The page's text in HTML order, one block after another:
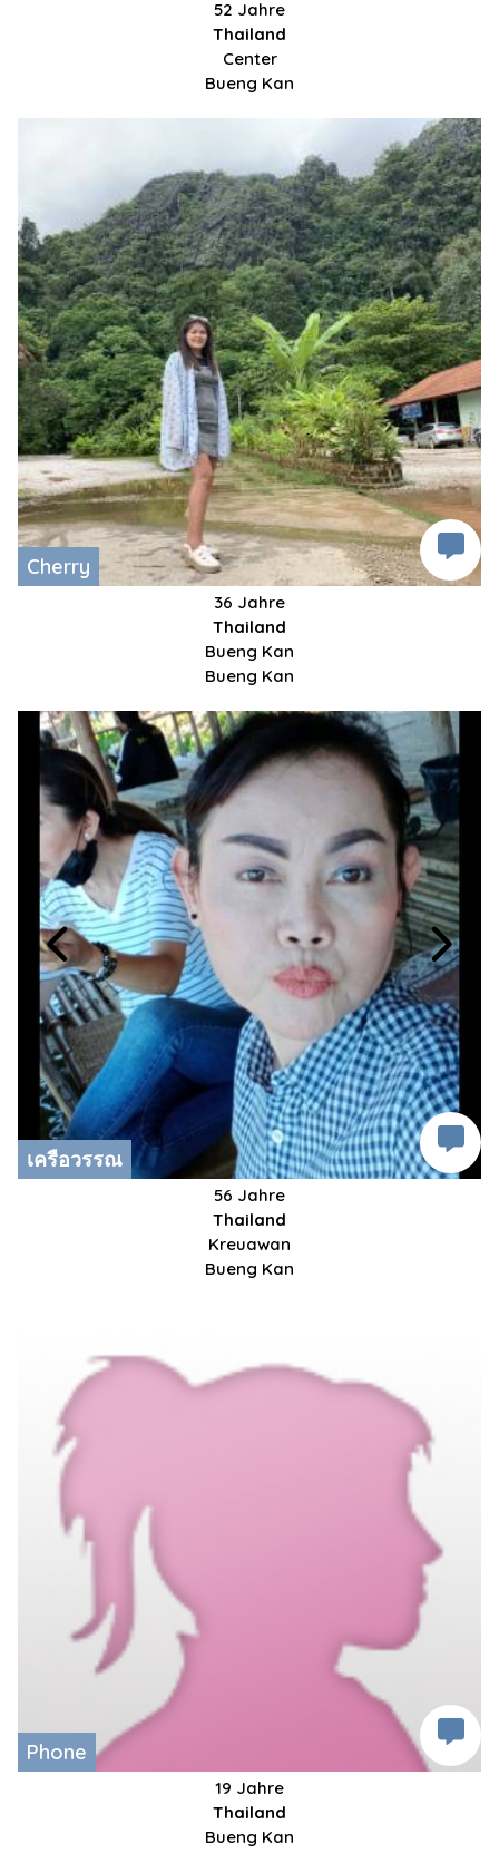
52 Jahre
Thailand
Center
Bueng Kan
Cherry
36 Jahre
Thailand
Bueng Kan
Bueng Kan
เครือวรรณ
56 Jahre
Thailand
Kreuawan
Bueng Kan
Phone
19 Jahre
Thailand
Bueng Kan